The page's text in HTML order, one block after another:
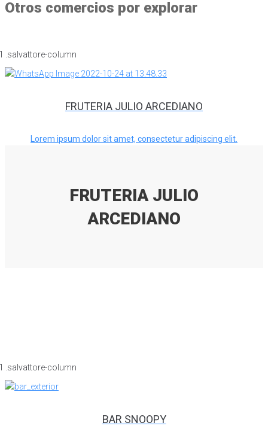
Otros comercios por explorar
FRUTERIA JULIO ARCEDIANO
Lorem ipsum dolor sit amet, consectetur adipiscing elit.
FRUTERIA JULIO
ARCEDIANO
BAR SNOOPY